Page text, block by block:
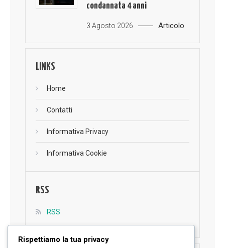
condannata 4 anni
3 Agosto 2026 Articolo
LINKS
Home
Contatti
Informativa Privacy
Informativa Cookie
RSS
RSS
Rispettiamo la tua privacy